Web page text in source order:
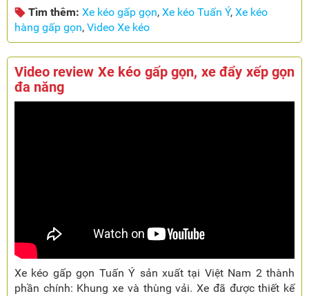
Tìm thêm: Xe kéo gấp gọn, Xe kéo Tuấn Ý, Xe kéo
hàng gấp gọn, Video Xe kéo
Video review Xe kéo gấp gọn, xe đẩy xếp gọn
đa năng
Xe kéo gấp gọn Tuấn Ý sản xuất tại Việt Nam 2 thành
phần chính: Khung xe và thùng vải. Xe đã được thiết kế